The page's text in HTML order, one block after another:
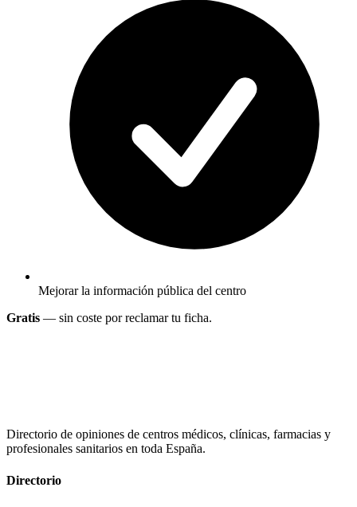
Mejorar la información pública del centro
Gratis — sin coste por reclamar tu ficha.
Directorio de opiniones de centros médicos, clínicas, farmacias y
profesionales sanitarios en toda España.
Directorio